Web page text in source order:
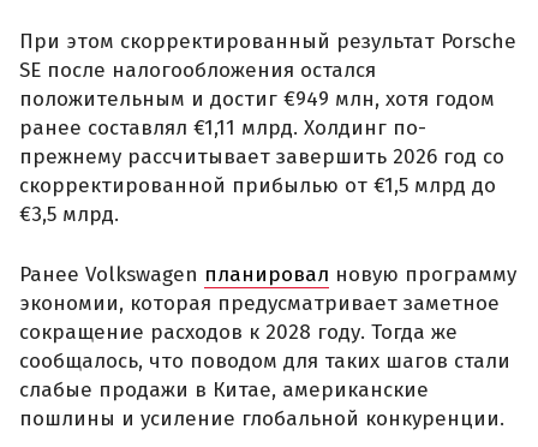
При этом скорректированный результат Porsche
SE после налогообложения остался
положительным и достиг €949 млн, хотя годом
ранее составлял €1,11 млрд. Холдинг по-
прежнему рассчитывает завершить 2026 год со
скорректированной прибылью от €1,5 млрд до
€3,5 млрд.
Ранее Volkswagen планировал новую программу
экономии, которая предусматривает заметное
сокращение расходов к 2028 году. Тогда же
сообщалось, что поводом для таких шагов стали
слабые продажи в Китае, американские
пошлины и усиление глобальной конкуренции.